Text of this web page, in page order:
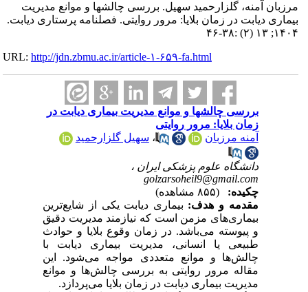
مرزبان آمنه، گلزارحمید سهیل. بررسی چالشها و موانع مدیریت
بیماری دیابت در زمان بلایا: مرور روایتی. فصلنامه پرستاری دیابت.
۱۴۰۴; ۱۳ (۲) :۳۸-۴۶
URL:http://jdn.zbmu.ac.ir/article-۱-۶۵۹-fa.html
بررسی چالشها و موانع مدیریت بیماری دیابت در
زمان بلایا: مرور روایتی
آمنه مرزبان
،سهیل گلزارحمید
دانشگاه علوم پزشکی ایران ،
golzarsoheil9@gmail.com
چکیده:
مقدمه و هدف:بیماری دیابت یکی از شایع‌ترین
بیماری‌های مزمن است که نیازمند مدیریت دقیق
و پیوسته می‌باشد. در زمان وقوع بلایا و حوادث
طبیعی یا انسانی، مدیریت بیماری دیابت با
چالش‌ها و موانع متعددی مواجه می‌شود. این
مقاله مرور روایتی به بررسی چالش‌ها و موانع
مدیریت بیماری دیابت در زمان بلایا می‌پردازد .